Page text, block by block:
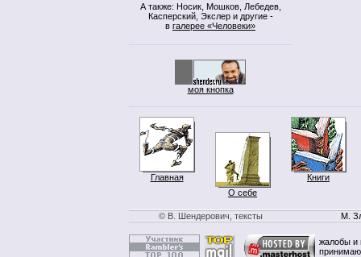
А также: Носик, Мошков, Лебедев,
Касперский, Экслер и другие -
в галерее «Человеки»
моя кнопка
Главная
О себе
Книги
© В. Шендерович, тексты М.
жалобы и